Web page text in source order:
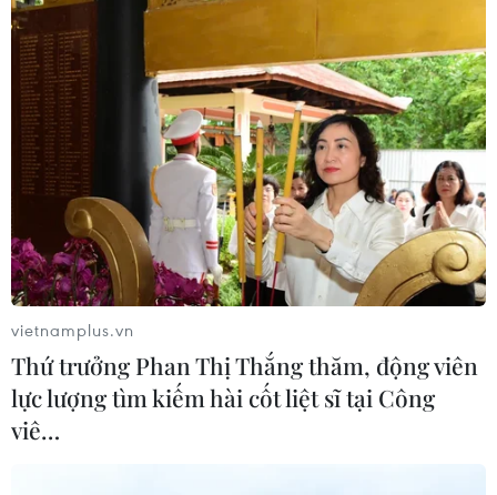
vietnamplus.vn
Thứ trưởng Phan Thị Thắng thăm, động viên
lực lượng tìm kiếm hài cốt liệt sĩ tại Công
viê…